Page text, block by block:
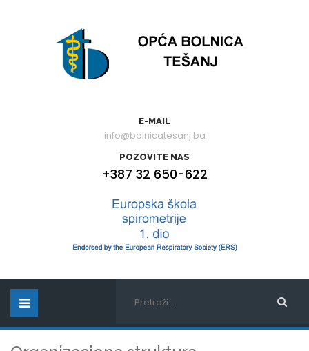
E-MAIL
info@bolnicatesanj.ba
POZOVITE NAS
+387 32 650-622